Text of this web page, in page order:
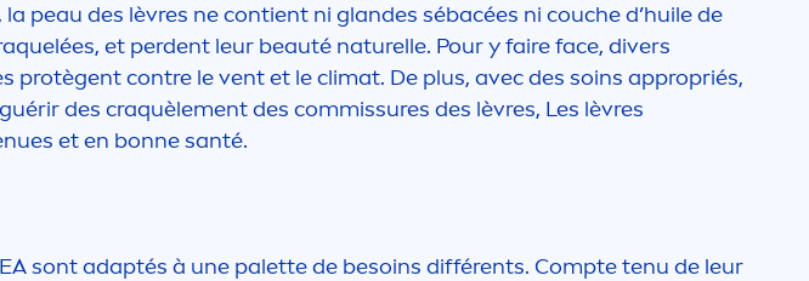
peau des lèvres ne contient ni glandes sébacées ni couche d’huile de
et perdent leur beauté naturelle. Pour y faire face, divers
protègent contre le vent et le climat. De plus, avec des soins appropriés,
des craquèlement des commissures des lèvres, Les lèvres
et en bonne santé.
sont adaptés à une palette de besoins différents. Compte tenu de leur